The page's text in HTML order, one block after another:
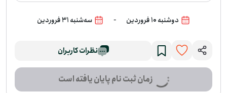
دوشنبه 10 فروردین - سه‌شنبه 31 فروردین
نظرات کاربران
زمان ثبت نام پایان یافته است